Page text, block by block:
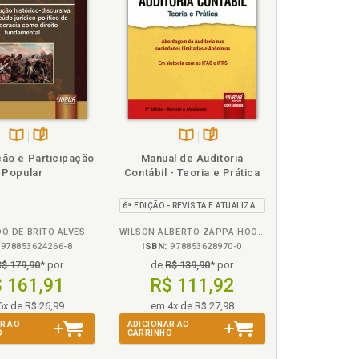
OF ARTIFICIAL INTELLIGENCE IN ARBITRATION
p. 194
E MEDIAÇÃO DA AMCHAM, p. 200
DE JUSTIÇA, p. 204
Disponível
B.V.
e Participação
Popular
DE BRITO ALVES
978853624266-8
179,90* por
161,91
de R$ 26,99
AO
Disponível
na
páginas
Manual de Auditoria
Contábil - Teoria e Prática
6ª EDIÇÃO - REVISTA E ATUALIZADA
WILSON ALBERTO ZAPPA HOOG E EVERSON LUIZ BREDA CARLIN
ISBN: 978853628970-0
deR$ 139,90* por
R$ 111,92
em 4x de R$ 27,98
ADICIONAR AO
CARRINHO